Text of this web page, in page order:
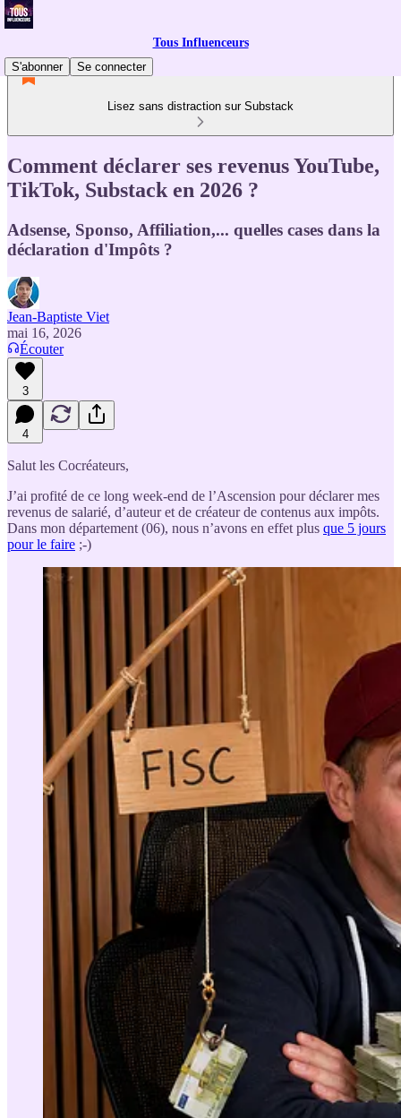
Tous Influenceurs
S'abonner
Se connecter
Lisez sans distraction sur Substack
Comment déclarer ses revenus YouTube,
TikTok, Substack en 2026 ?
Adsense, Sponso, Affiliation,... quelles cases dans la
déclaration d'Impôts ?
Jean-Baptiste Viet
mai 16, 2026
Écouter
3
4
Salut les Cocréateurs,
J’ai profité de ce long week-end de l’Ascension pour déclarer mes
revenus de salarié, d’auteur et de créateur de contenus aux impôts.
Dans mon département (06), nous n’avons en effet plus que 5 jours
pour le faire ;-)